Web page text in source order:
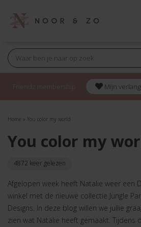
Mijn
Home » You color my world
You color my
4872 keer gelezen
Afgelopen week heeft Natalie weer een
winkel met de nieuwe collectie Jungle
Designs. In deze blog willen we jullie
zien wat Natalie heeft gemaakt. Tijdens